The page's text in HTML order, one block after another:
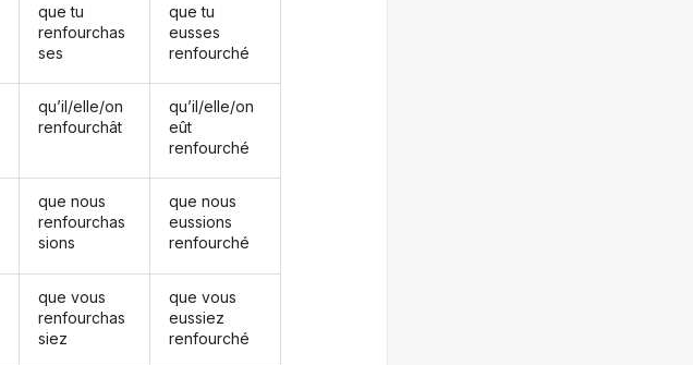
que tu
renfourchas
ses
qu’il/elle/on
renfourchât
que nous
renfourchas
sions
que vous
renfourchas
siez
que tu
eusses
renfourché
qu’il/elle/on
eût
renfourché
que nous
eussions
renfourché
que vous
eussiez
renfourché